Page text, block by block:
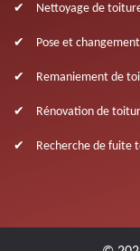
Nettoyage de
Pose et
Remaniement de
Rénovation de
Recherche de fuite